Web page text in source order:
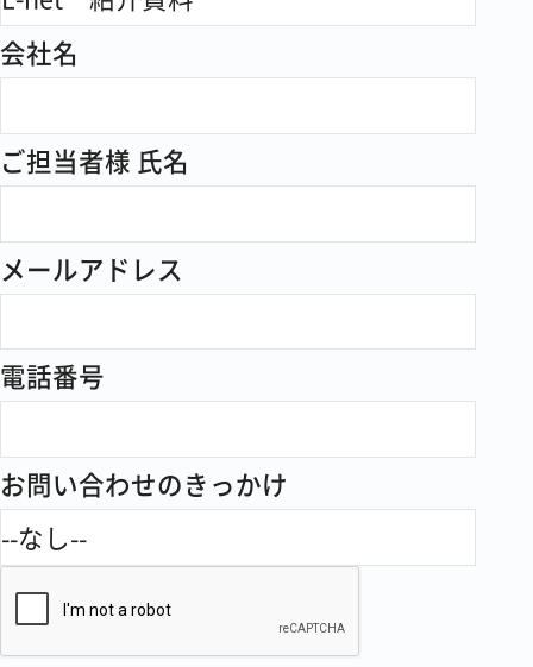
への対応
・資料やキャンペーンプレゼントの送
・当社が開催するセミナーやイベント
に関連する活動
善・開発を目的とした、アンケート
の実施・統計
2.第三者提供について
当社は、取得した個人情報をご本人さ
行いません。
3.個人情報の委託について
当社は、取得した個人情報を他企業や
団体への委託は行いません。
4.本人が容易に認識できない方法によ
る個人情報の取得
会社名
ご担当者様 氏名
メールアドレス
電話番号
お問い合わせのきっかけ